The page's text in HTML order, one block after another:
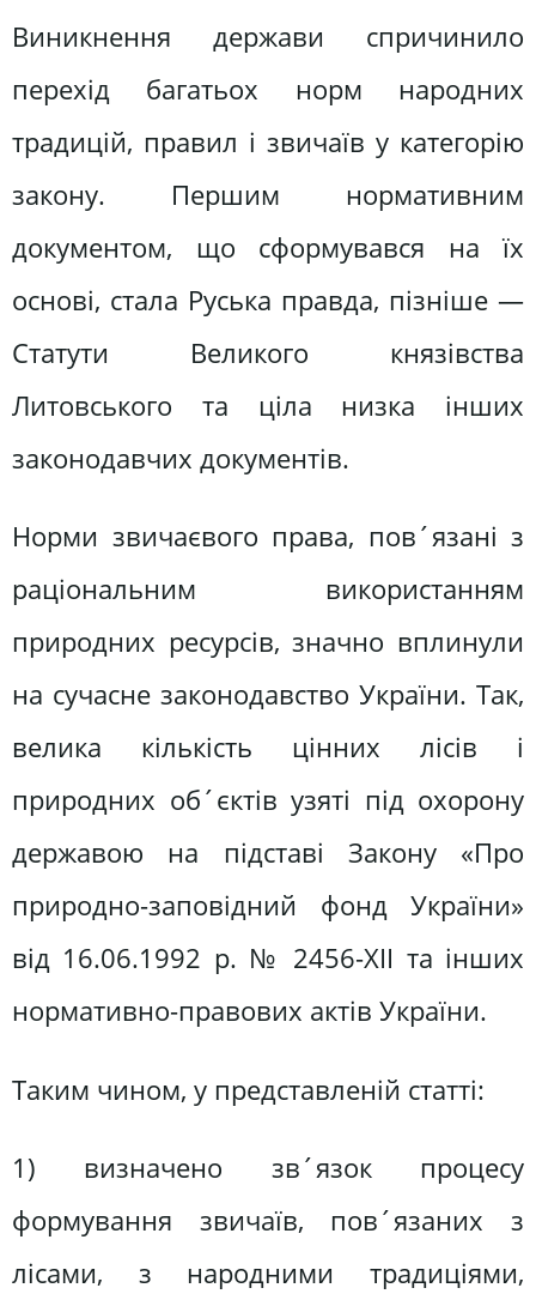
Виникнення держави спричинило
перехід багатьох норм народних
традицій, правил і звичаїв у категорію
закону. Першим нормативним
документом, що сформувався на їх
основі, стала Руська правда, пізніше —
Статути Великого князівства
Литовського та ціла низка інших
законодавчих документів.
Норми звичаєвого права, пов´язані з
раціональним використанням
природних ресурсів, значно вплинули
на сучасне законодавство України. Так,
велика кількість цінних лісів і
природних об´єктів узяті під охорону
державою на підставі Закону «Про
природно-заповідний фонд України»
від 16.06.1992 р. № 2456-ХІІ та інших
нормативно-правових актів України.
Таким чином, у представленій статті:
1) визначено зв´язок процесу
формування звичаїв, пов´язаних з
лісами, з народними традиціями,